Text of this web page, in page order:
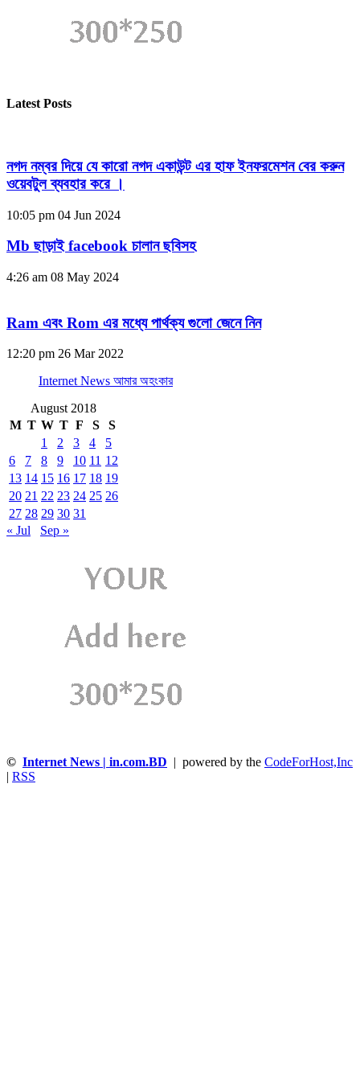
Latest Posts
নগদ নম্বর দিয়ে যে কারো নগদ একাউন্ট এর হাফ ইনফরমেশন বের করুন
ওয়েবটুল ব্যবহার করে ।
10:05 pm 04 Jun 2024
Mb ছাড়াই facebook চালান ছবিসহ
4:26 am 08 May 2024
Ram এবং Rom এর মধ্যে পার্থক্য গুলো জেনে নিন
12:20 pm 26 Mar 2022
Internet News আমার অহংকার
August 2018
M T W T F S
S
1
2 3 4
5
6
7 8 9 10 11 12
13 14 15 16 17 18 19
20 21 22 23 24 25 26
27 28 29 30 31
« Jul
Sep »
© Internet News | in.com.BD | powered by the CodeForHost,Inc
RSS